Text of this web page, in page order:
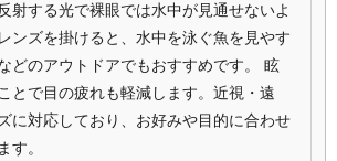
射する光で裸眼では水中が見通せないよ
ンズを掛けると、水中を泳ぐ魚を見やす
どのアウトドアでもおすすめです。 眩
とで目の疲れも軽減します。近視・遠
に対応しており、お好みや目的に合わせ
す。